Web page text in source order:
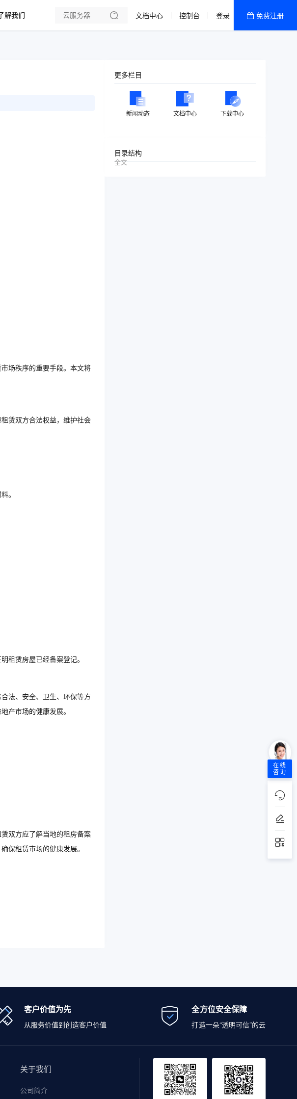
解我们
美国高防2区[推荐]
文档中心 控制台 登录 免费注册
场秩序的重要手段。本文将
赁双方合法权益，维护社会
。
租赁房屋已经备案登记。
法、安全、卫生、环保等方
产市场的健康发展。
双方应了解当地的租房备案
保租赁市场的健康发展。
更多栏目
新闻动态 文档中心 下载中心
目录结构
全文
客户价值为先
从服务价值到创造客户价值
全方位安全保障
打造一朵“透明可信”的云
关于我们
公司简介
在线
咨询